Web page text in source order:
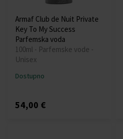
Armaf Club de Nuit Private
Key To My Success
Parfemska voda
100ml - Parfemske vode -
Unisex
Dostupno
54,00 €